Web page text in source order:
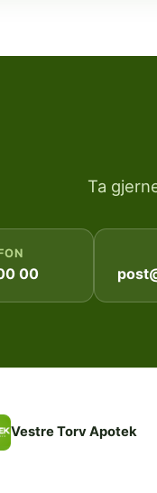
Ta
00
Vestre Torv Apotek